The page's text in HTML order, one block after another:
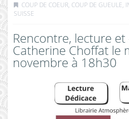
COUP DE COEUR, COUP DE GUEULE,
SUISSE
Rencontre, lecture
Catherine Choffat le
novembre à 18h30